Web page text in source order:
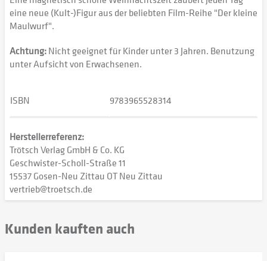
eine neue (Kult-)Figur aus der beliebten Film-Reihe "Der kleine
Maulwurf".
Achtung:Nicht geeignet für Kinder unter 3 Jahren. Benutzung
unter Aufsicht von Erwachsenen.
ISBN 9783965528314
Herstellerreferenz:
Trötsch Verlag GmbH & Co. KG
Geschwister-Scholl-Straße 11
15537 Gosen-Neu Zittau OT Neu Zittau
vertrieb@troetsch.de
Kunden kauften auch